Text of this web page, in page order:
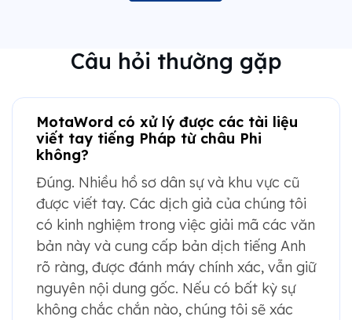
Câu hỏi thường gặp
MotaWord có xử lý được các tài liệu
viết tay tiếng Pháp từ châu Phi
không?
Đúng. Nhiều hồ sơ dân sự và khu vực cũ
được viết tay. Các dịch giả của chúng tôi
có kinh nghiệm trong việc giải mã các văn
bản này và cung cấp bản dịch tiếng Anh
rõ ràng, được đánh máy chính xác, vẫn giữ
nguyên nội dung gốc. Nếu có bất kỳ sự
không chắc chắn nào, chúng tôi sẽ xác